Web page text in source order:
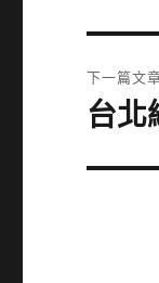
篇
文
章:
下一篇文
下
篇
台北